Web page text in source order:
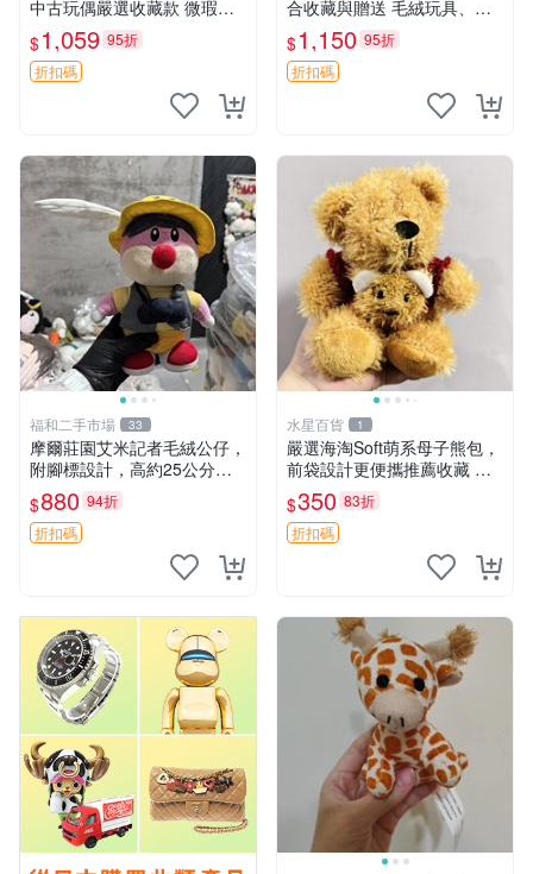
中古玩偶嚴選收藏款 微瑕輕
度使用 Bieber綠熊娃娃 中古
玩偶 微瑕
$1,059 95折
折扣碼
合收藏與贈送 毛絨玩具、抱
枕、公仔
$1,150 95折
折扣碼
福和二手市場 33
摩爾莊園艾米記者毛絨公仔，
附腳標設計，高約25公分，
全新未拆封，限量珍藏。艾米
記者 毛絨公仔 超萌玩偶
$880 94折
折扣碼
水星百貨 1
嚴選海淘Soft萌系母子熊包，
前袋設計更便攜推薦收藏 母
子熊 軟綿綿 包包
$350 83折
折扣碼